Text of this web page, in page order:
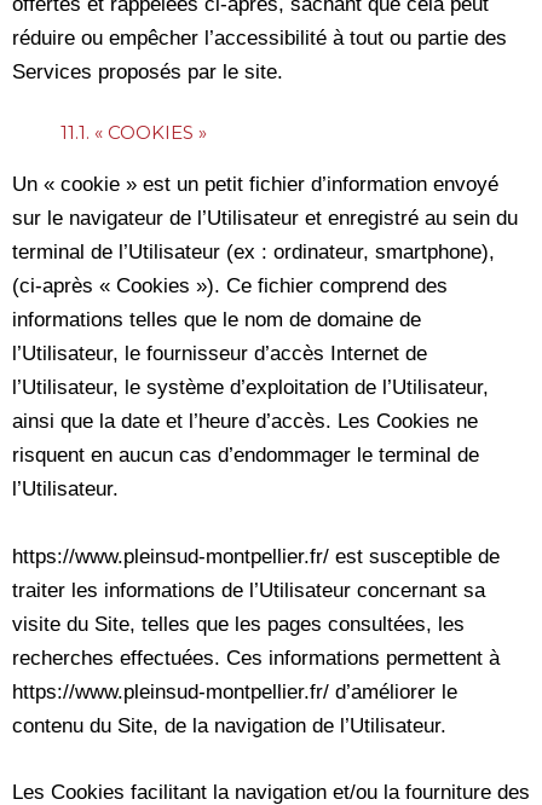
réduire ou empêcher l’accessibilité à tout ou partie des
Services proposés par le site.
11.1. « COOKIES »
Un « cookie » est un petit fichier d’information envoyé
sur le navigateur de l’Utilisateur et enregistré au sein du
terminal de l’Utilisateur (ex : ordinateur, smartphone),
(ci-après « Cookies »). Ce fichier comprend des
informations telles que le nom de domaine de
l’Utilisateur, le fournisseur d’accès Internet de
l’Utilisateur, le système d’exploitation de l’Utilisateur,
ainsi que la date et l’heure d’accès. Les Cookies ne
risquent en aucun cas d’endommager le terminal de
l’Utilisateur.
https://www.pleinsud-montpellier.fr/ est susceptible de
traiter les informations de l’Utilisateur concernant sa
visite du Site, telles que les pages consultées, les
recherches effectuées. Ces informations permettent à
https://www.pleinsud-montpellier.fr/ d’améliorer le
contenu du Site, de la navigation de l’Utilisateur.
Les Cookies facilitant la navigation et/ou la fourniture des